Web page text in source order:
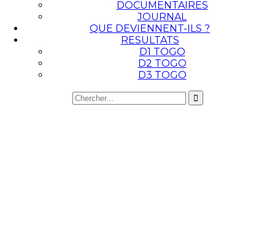
DOCUMENTAIRES
JOURNAL
QUE DEVIENNENT-ILS ?
RESULTATS
D1 TOGO
D2 TOGO
D3 TOGO